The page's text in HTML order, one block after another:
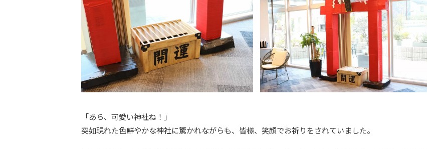
「あら、可愛い神社ね！」
突如現れた色鮮やかな神社に驚かれながらも、皆様、笑顔でお祈りをされていました。